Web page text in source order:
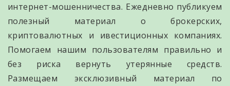
интернет-мошенничества. Ежедневно публикуем
полезный материал о брокерских,
криптовалютных и ивестиционных компаниях.
Помогаем нашим пользователям правильно и
без риска вернуть утерянные средств.
Размещаем эксклюзивный материал по